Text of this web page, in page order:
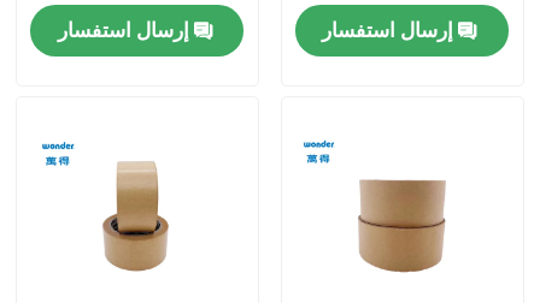
ضبط الجودة
إرسال استفسار إرسال استفسار